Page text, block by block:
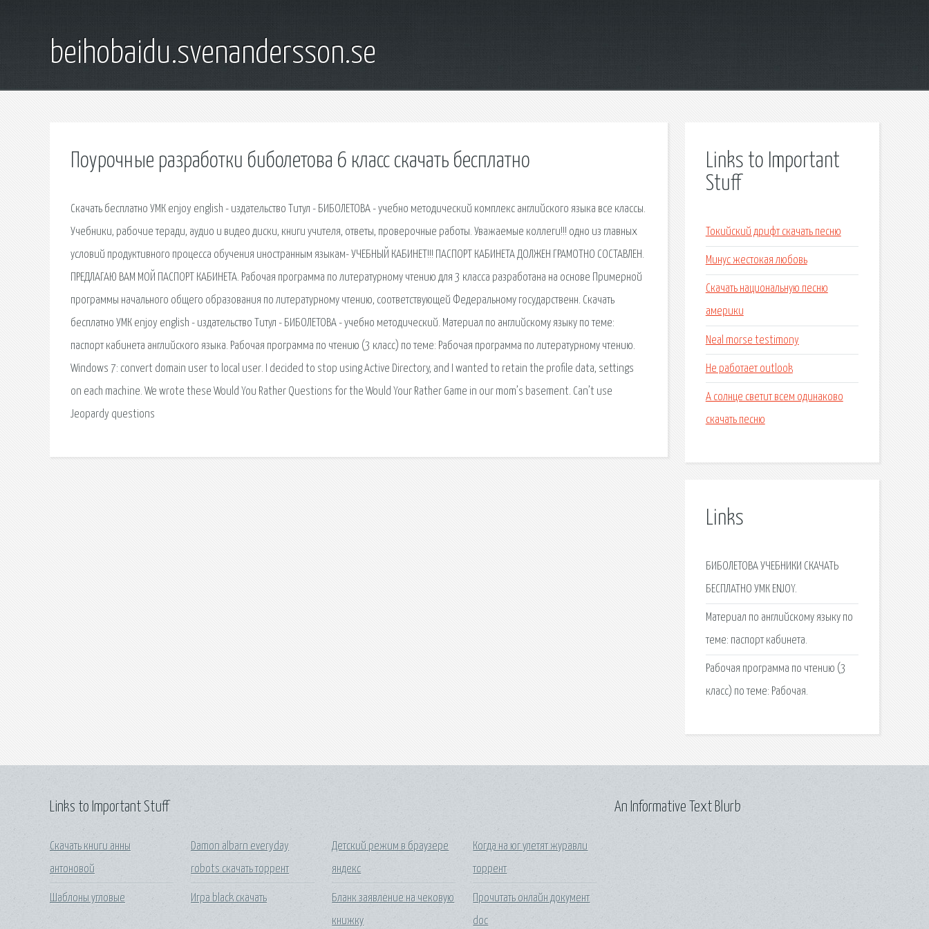
beihobaidu.svenandersson.se
Поурочные разработки биболетова 6 класс скачать бесплатно
Скачать бесплатно УМК enjoy english - издательство Титул - БИБОЛЕТОВА - учебно методический комплекс английского языка все классы.
Учебники, рабочие теради, аудио и видео диски, книги учителя, ответы, проверочные работы. Уважаемые коллеги!!! одно из главных
условий продуктивного процесса обучения иностранным языкам- УЧЕБНЫЙ КАБИНЕТ!!! ПАСПОРТ КАБИНЕТА ДОЛЖЕН ГРАМОТНО СОСТАВЛЕН.
ПРЕДЛАГАЮ ВАМ МОЙ ПАСПОРТ КАБИНЕТА. Рабочая программа по литературному чтению для 3 класса разработана на основе Примерной
программы начального общего образования по литературному чтению, соответствующей Федеральному государственн. Скачать
бесплатно УМК enjoy english - издательство Титул - БИБОЛЕТОВА - учебно методический. Материал по английскому языку по теме:
паспорт кабинета английского языка. Рабочая программа по чтению (3 класс) по теме: Рабочая программа по литературному чтению.
Windows 7: convert domain user to local user. I decided to stop using Active Directory, and I wanted to retain the profile data, settings
on each machine. We wrote these Would You Rather Questions for the Would Your Rather Game in our mom’s basement. Can’t use
Jeopardy questions
Links to Important
Stuff
Токийский дрифт скачать песню
Минус жестокая любовь
Скачать национальную песню
америки
Neal morse testimony
Не работает outlook
А солнце светит всем одинаково
скачать песню
Links
БИБОЛЕТОВА УЧЕБНИКИ СКАЧАТЬ
БЕСПЛАТНО УМК ENJOY.
Материал по английскому языку по
теме: паспорт кабинета.
Рабочая программа по чтению (3
класс) по теме: Рабочая.
Links to Important Stuff
Скачать книги анны
антоновой
Шаблоны угловые
Damon albarn everyday
robots скачать торрент
Игра black скачать
Детский режим в браузере
яндекс
Бланк заявление на чековую
книжку
Когда на юг улетят журавли
торрент
Прочитать онлайн документ
doc
An Informative Text Blurb